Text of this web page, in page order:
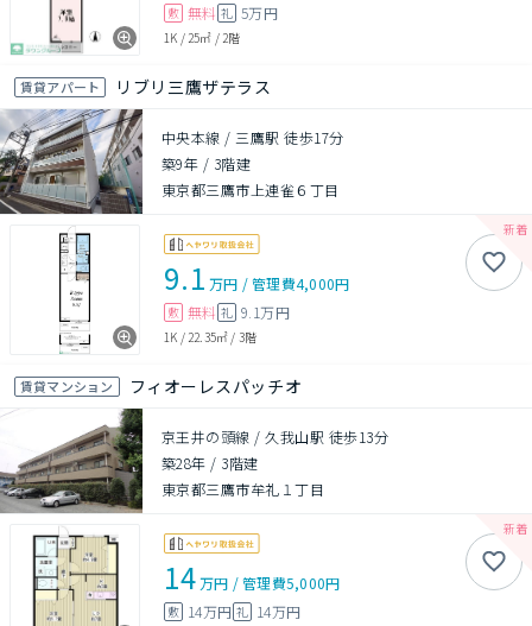
敷 無料 礼 5万円
1K /25㎡ /2階
賃貸アパート リブリ三鷹ザテラス
中央本線 / 三鷹駅 徒歩17分
築9年 / 3階建
東京都三鷹市上連雀６丁目
9.1 万円 /管理費4,000円
敷 無料 礼 9.1万円
1K /22.35㎡ / 3階
賃貸マンション フィオーレスパッチオ
京王井の頭線 / 久我山駅 徒歩13分
築28年 / 3階建
東京都三鷹市牟礼１丁目
14万円 /管理費5,000円
敷 14万円 礼 14万円